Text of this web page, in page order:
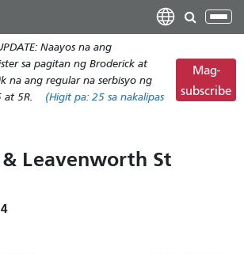
pangunahing
nilalaman
I-
ang
Naayos na ang
sa pagitan ng Broderick at
na ang regular na serbisyo ng
5R.
(Higit pa: 25 sa nakalipas
Mag-
subscribe
& Leavenworth St